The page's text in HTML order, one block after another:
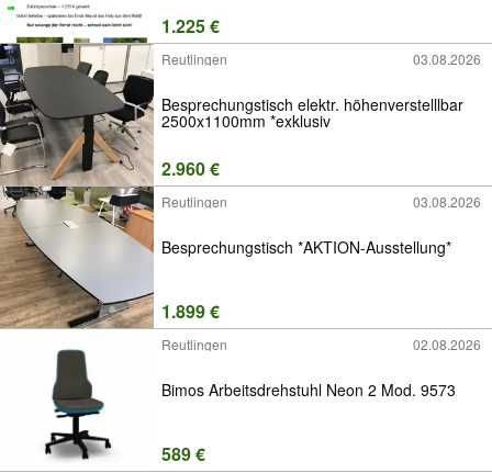
1.225 €
Reutlingen 03.08.2026
Besprechungstisch elektr. höhenverstelllbar
2500x1100mm *exklusiv
2.960 €
Reutlingen 03.08.2026
Besprechungstisch *AKTION-Ausstellung*
1.899 €
Reutlingen 02.08.2026
Bimos Arbeitsdrehstuhl Neon 2 Mod. 9573
589 €